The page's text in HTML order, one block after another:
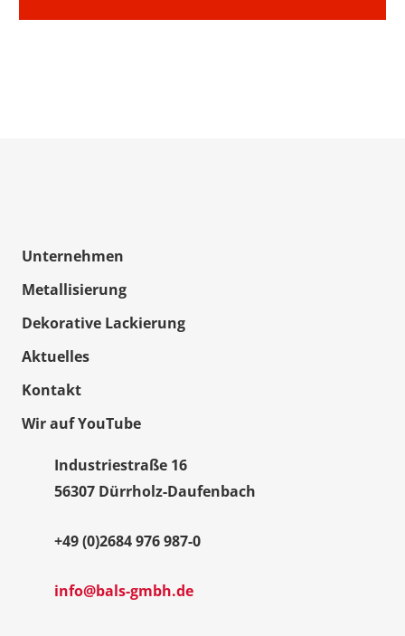
Unternehmen
Metallisierung
Dekorative Lackierung
Aktuelles
Kontakt
Wir auf YouTube
Industriestraße 16
56307 Dürrholz-Daufenbach
+49 (0)2684 976 987-0
info@bals-gmbh.de